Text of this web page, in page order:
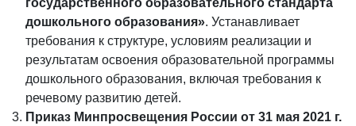
государственного образовательного стандарта
дошкольного образования». Устанавливает
требования к структуре, условиям реализации и
результатам освоения образовательной программы
дошкольного образования, включая требования к
речевому развитию детей.
Приказ Минпросвещения России от 31 мая 2021 г.